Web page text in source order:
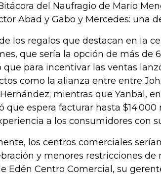
del Naufragio de Mario
Abad y Gabo y Mercedes: una
los regalos que destacan en la
que sería la opción de más de
que para incentivar las ventas
como la alianza entre entre
mientras que Yanbal,
que espera facturar hasta
a los consumidores con
los centros comerciales
y menores restricciones de
Edén Centro Comercial, su